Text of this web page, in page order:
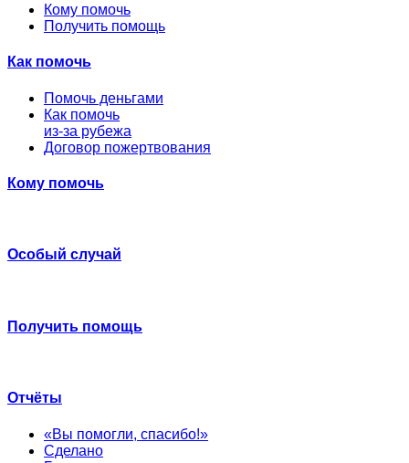
Кому помочь
Получить помощь
Как помочь
Помочь деньгами
Как помочь
из-за рубежа
Договор пожертвования
Кому помочь
Особый случай
Получить помощь
Отчёты
«Вы помогли, спасибо!»
Сделано